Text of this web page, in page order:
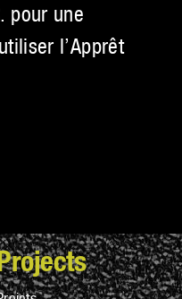
pour une
l’Apprêt